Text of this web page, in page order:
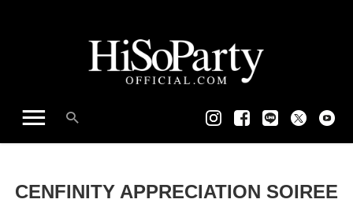
CENFINITY APPRECIATION SOIREE